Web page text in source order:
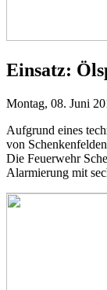
Einsatz:
Montag, 08. Juni
Aufgrund eines
von
Die Feuerwehr
Alarmierung mit